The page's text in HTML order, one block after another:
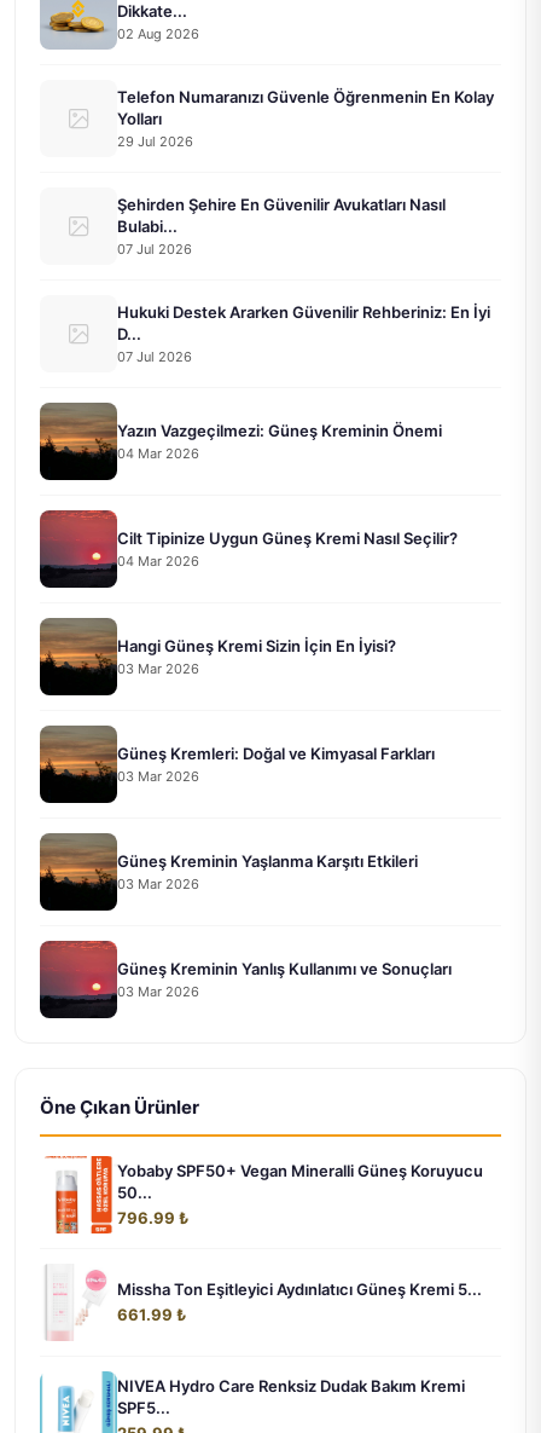
Dikkate...
02 Aug 2026
Telefon Numaranızı Güvenle Öğrenmenin En Kolay
Yolları
29 Jul 2026
Şehirden Şehire En Güvenilir Avukatları Nasıl
Bulabi...
07 Jul 2026
Hukuki Destek Ararken Güvenilir Rehberiniz: En İyi
D...
07 Jul 2026
Yazın Vazgeçilmezi: Güneş Kreminin Önemi
04 Mar 2026
Cilt Tipinize Uygun Güneş Kremi Nasıl Seçilir?
04 Mar 2026
Hangi Güneş Kremi Sizin İçin En İyisi?
03 Mar 2026
Güneş Kremleri: Doğal ve Kimyasal Farkları
03 Mar 2026
Güneş Kreminin Yaşlanma Karşıtı Etkileri
03 Mar 2026
Güneş Kreminin Yanlış Kullanımı ve Sonuçları
03 Mar 2026
Öne Çıkan Ürünler
Yobaby SPF50+ Vegan Mineralli Güneş Koruyucu
50...
796.99 ₺
Missha Ton Eşitleyici Aydınlatıcı Güneş Kremi 5...
661.99 ₺
NIVEA Hydro Care Renksiz Dudak Bakım Kremi
SPF5...